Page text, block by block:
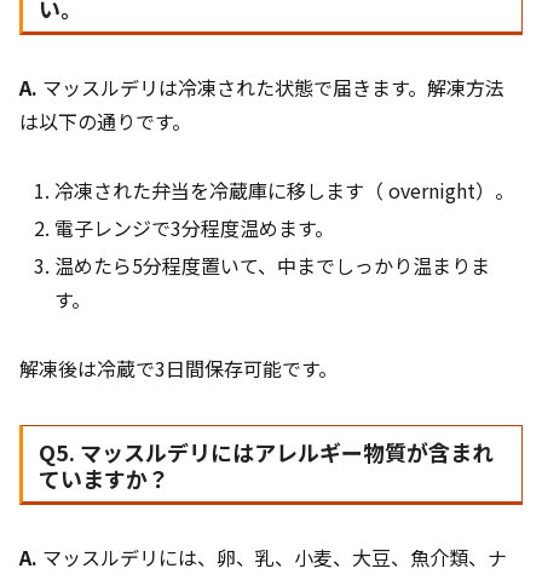
い。
A. マッスルデリは冷凍された状態で届きます。解凍方法
は以下の通りです。
冷凍された弁当を冷蔵庫に移します（ overnight）。
電子レンジで3分程度温めます。
温めたら5分程度置いて、中までしっかり温まりま
す。
解凍後は冷蔵で3日間保存可能です。
Q5. マッスルデリにはアレルギー物質が含まれ
ていますか？
A. マッスルデリには、卵、乳、小麦、大豆、魚介類、ナ